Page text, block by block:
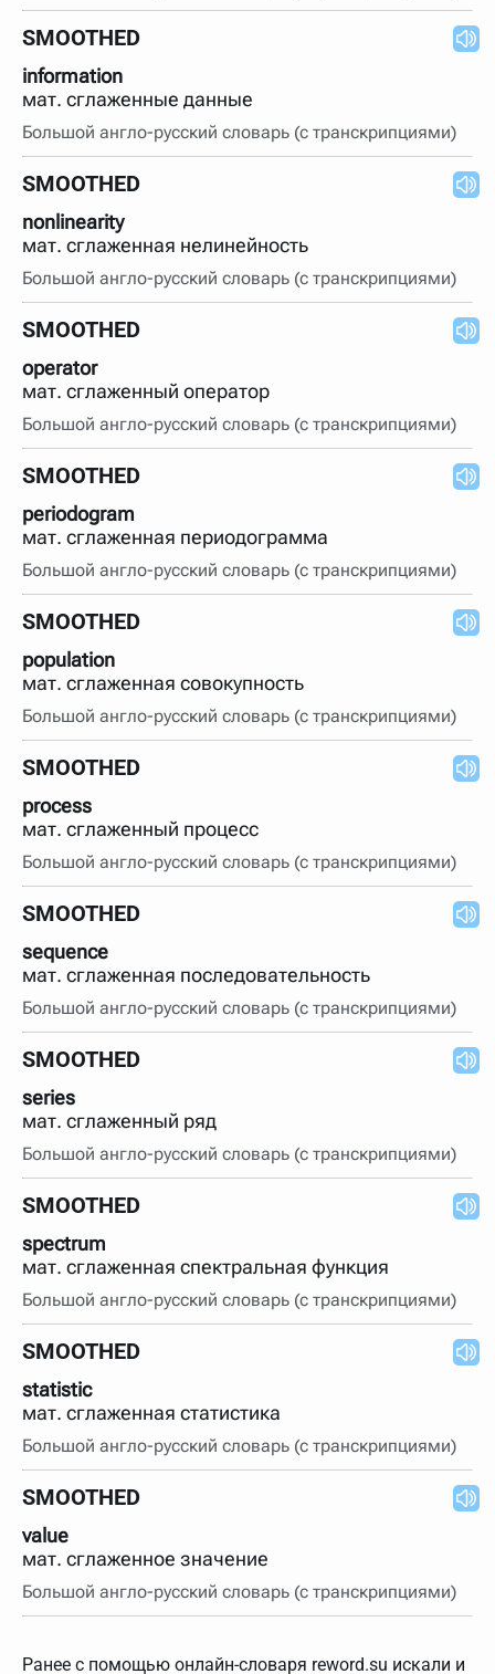
SMOOTHED
information
мат. сглаженные данные
Большой англо-русский словарь (с транскрипциями)
SMOOTHED
nonlinearity
мат. сглаженная нелинейность
Большой англо-русский словарь (с транскрипциями)
SMOOTHED
operator
мат. сглаженный оператор
Большой англо-русский словарь (с транскрипциями)
SMOOTHED
periodogram
мат. сглаженная периодограмма
Большой англо-русский словарь (с транскрипциями)
SMOOTHED
population
мат. сглаженная совокупность
Большой англо-русский словарь (с транскрипциями)
SMOOTHED
process
мат. сглаженный процесс
Большой англо-русский словарь (с транскрипциями)
SMOOTHED
sequence
мат. сглаженная последовательность
Большой англо-русский словарь (с транскрипциями)
SMOOTHED
series
мат. сглаженный ряд
Большой англо-русский словарь (с транскрипциями)
SMOOTHED
spectrum
мат. сглаженная спектральная функция
Большой англо-русский словарь (с транскрипциями)
SMOOTHED
statistic
мат. сглаженная статистика
Большой англо-русский словарь (с транскрипциями)
SMOOTHED
value
мат. сглаженное значение
Большой англо-русский словарь (с транскрипциями)
Ранее с помощью онлайн-словаря reword.su искали и